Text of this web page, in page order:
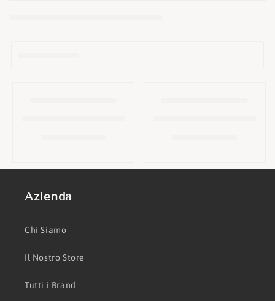
e
Azienda
Chi Siamo
Il Nostro Store
Tutti i Brand